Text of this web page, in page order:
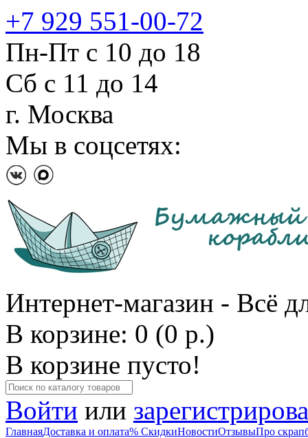
+7 929 551-00-72
Пн-Пт с 10 до 18
Сб с 11 до 14
г. Москва
Мы в соцсетях:
Интернет-магазин - Всё
В корзине: 0 (0 р.)
В корзине пусто!
Войти или
ГлавнаяДоставка и оплата% СкидкиНовостиОтзывыПро